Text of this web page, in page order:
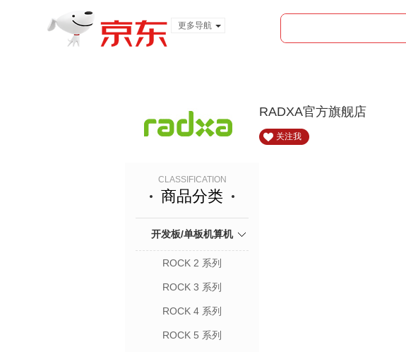
更多导航
RADXA官方旗舰店
关注我
CLASSIFICATION
商品分类
开发板/单板机算机
ROCK 2 系列
ROCK 3 系列
ROCK 4 系列
ROCK 5 系列